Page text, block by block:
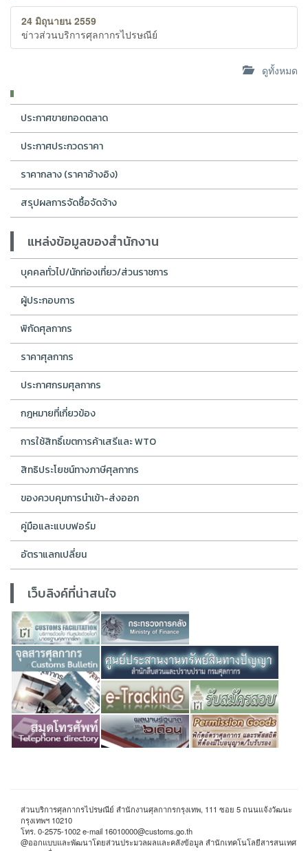
24 มิถุนายน 2559
ข่าวส่วนบริการศุลกากรไปรษณีย์
ดูทั้งหมด
ประกาศขายทอดตลาด
ประกาศประกวดราคา
ราคากลาง (ราคาอ้างอิง)
สรุปผลการจัดซื้อจัดจ้าง
แหล่งข้อมูลของสำนักงาน
บุคคลทั่วไป/นักท่องเที่ยว/ส่วนราชการ
ผู้ประกอบการ
พิกัดศุลกากร
ราคาศุลกากร
ประกาศกรมศุลกากร
กฎหมายที่เกี่ยวข้อง
การใช้สิทธิ์เขตการค้าเสรีและ WTO
สิทธิประโยชน์ทางภาษีศุลกากร
ของควบคุมการนำเข้า-ส่งออก
คู่มือและแบบฟอร์ม
อัตราแลกเปลี่ยน
เว็บลิงค์ที่น่าสนใจ
ส่วนบริการศุลกากรไปรษณีย์ สำนักงานศุลกากรกรุงเทพ, 111 ซอย 5 ถนนแจ้งวัฒนะ
กรุงเทพฯ 10210
โทร. 0-2575-1002 e-mail 16010000@customs.go.th
@ออกแบบและพัฒนาโดยส่วนประมวลผลและคลังข้อมูล สำนักเทคโนโลยีสารสนเทศ